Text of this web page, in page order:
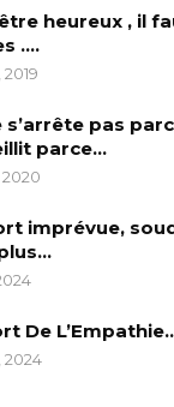
heureux , il
….
s’arrête pas
parce…
2020
imprévue,
De
2024